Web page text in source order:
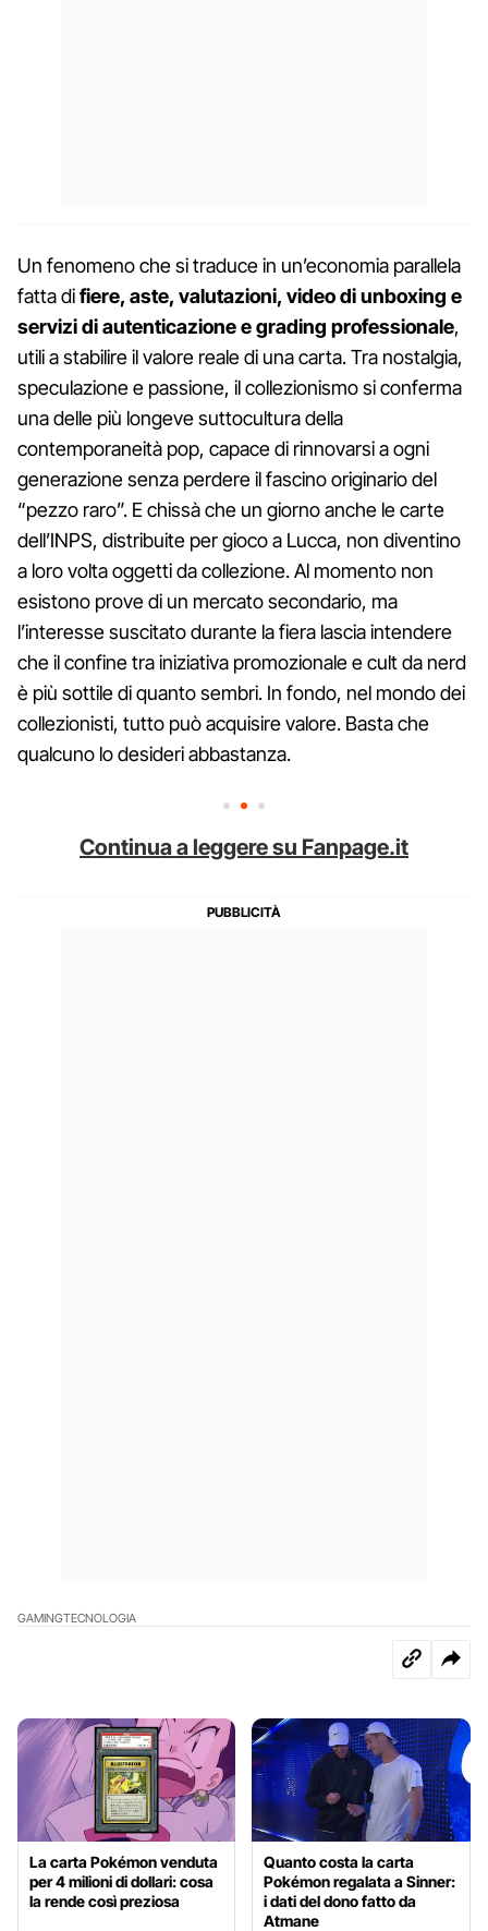
Un fenomeno che si traduce in un’economia parallela
fatta difiere, aste, valutazioni, video di unboxing e
servizi di autenticazione e grading professionale,
utili a stabilire il valore reale di una carta. Tra nostalgia,
speculazione e passione, il collezionismo si conferma
una delle più longeve suttocultura della
contemporaneità pop, capace di rinnovarsi a ogni
generazione senza perdere il fascino originario del
“pezzo raro”. E chissà che un giorno anche le carte
dell’INPS, distribuite per gioco a Lucca, non diventino
a loro volta oggetti da collezione. Al momento non
esistono prove di un mercato secondario, ma
l’interesse suscitato durante la fiera lascia intendere
che il confine tra iniziativa promozionale e cult da nerd
è più sottile di quanto sembri. In fondo, nel mondo dei
collezionisti, tutto può acquisire valore. Basta che
qualcuno lo desideri abbastanza.
Continua a leggere su Fanpage.it
GAMINGTECNOLOGIA
La carta Pokémon venduta
per 4 milioni di dollari: cosa
la rende così preziosa
Quanto costa la carta
Pokémon regalata a Sinner:
i dati del dono fatto da
Atmane